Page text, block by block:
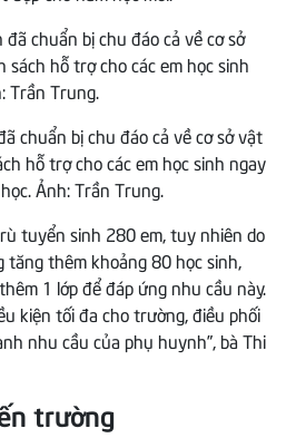
chuẩn bị chu đáo cả về cơ sở vật
hỗ trợ cho các em học sinh ngay
Ảnh: Trần Trung.
tuyển sinh 280 em, tuy nhiên do
tăng thêm khoảng 80 học sinh,
1 lớp để đáp ứng nhu cầu này.
kiện tối đa cho trường, điều phối
nhu cầu của phụ huynh”, bà Thi
trường